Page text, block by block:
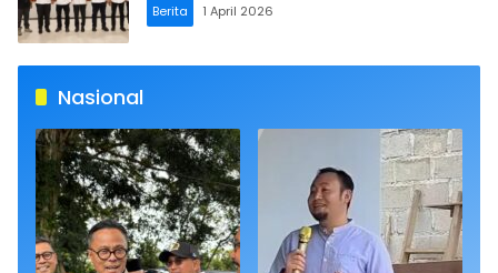
Berita 1 April 2026
Nasional